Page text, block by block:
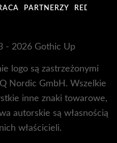
PARTNERZY REDAKCJA
- 2026 Gothic Up
logo są zastrzeżonymi
Nordic GmbH. Wszelkie
inne znaki towarowe,
autorskie są własnością
właścicieli.